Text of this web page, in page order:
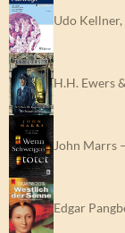
Udo
H.H. Ewers
John Marrs
Edgar